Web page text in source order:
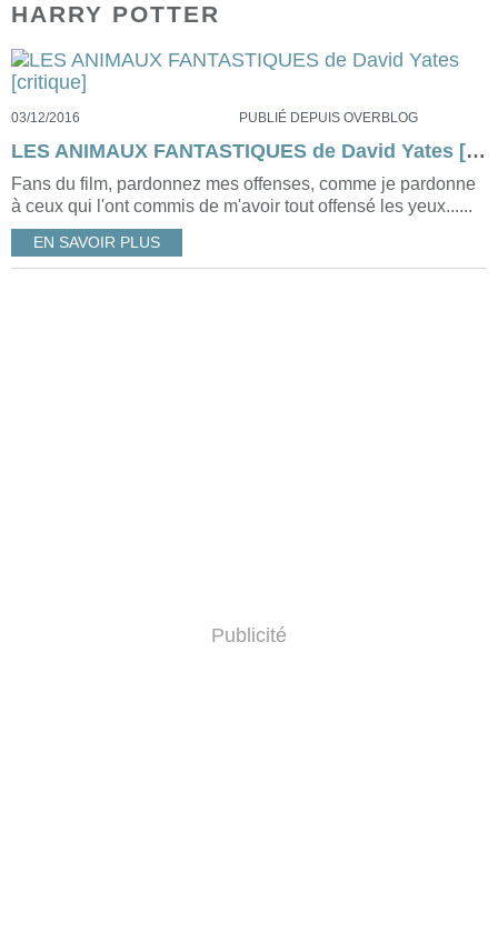
HARRY POTTER
03/12/2016 PUBLIÉ DEPUIS OVERBLOG
LES ANIMAUX FANTASTIQUES de David Yates [critique]
Fans du film, pardonnez mes offenses, comme je pardonne
à ceux qui l'ont commis de m'avoir tout offensé les yeux......
EN SAVOIR PLUS
Publicité